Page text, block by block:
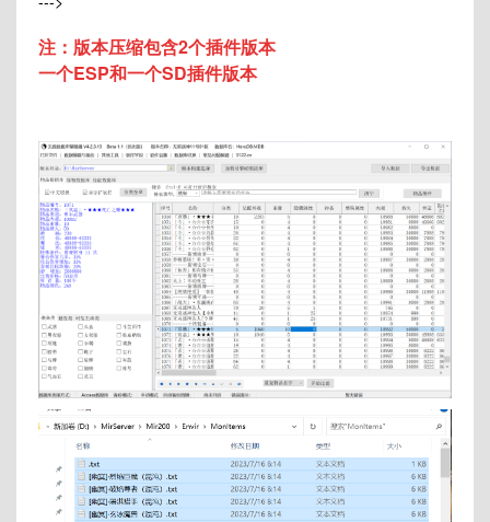
注：版本压缩包含2个插件版本
一个ESP和一个SD插件版本